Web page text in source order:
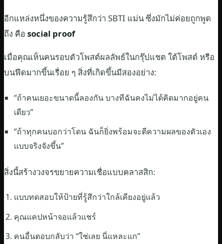
อีกแหล่งหนึ่งของความรู้สึกว่า SBTI แม่น ซึ่งมักไม่ค่อยถูกพูด
ถึง คือ social proof
เมื่อคุณเห็นคนรอบตัวโพสต์ผลลัพธ์ในกรุ๊ปแชต ใต้โพสต์ หรือ
บนฟีดมากขึ้นเรื่อย ๆ สิ่งที่เกิดขึ้นมีสองอย่าง:
“ถ้าคนเยอะขนาดนี้ลองกัน บางทีฉันคงไม่ได้คิดมากอยู่คน
เดียว”
“ถ้าทุกคนบอกว่าโดน ฉันก็ยิ่งพร้อมจะตีความผลของตัวเอง
แบบจริงจังขึ้น”
สิ่งนี้สร้างวงจรขยายความเชื่อแบบคลาสสิก:
แบบทดสอบให้ป้ายที่รู้สึกว่าใกล้เคียงอยู่แล้ว
คุณแคปหน้าจอแล้วแชร์
คนอื่นตอบกลับว่า “ใช่เลย นี่แหละแก”